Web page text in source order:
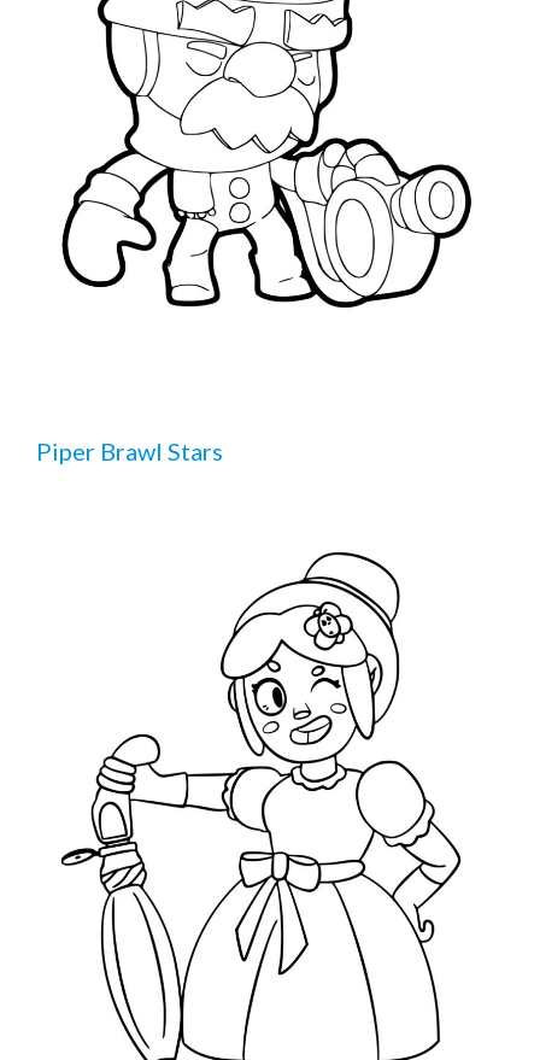
Piper Brawl Stars